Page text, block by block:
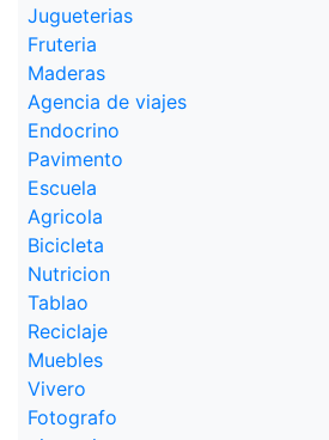
Jugueterias
Fruteria
Maderas
Agencia de viajes
Endocrino
Pavimento
Escuela
Agricola
Bicicleta
Nutricion
Tablao
Reciclaje
Muebles
Vivero
Fotografo